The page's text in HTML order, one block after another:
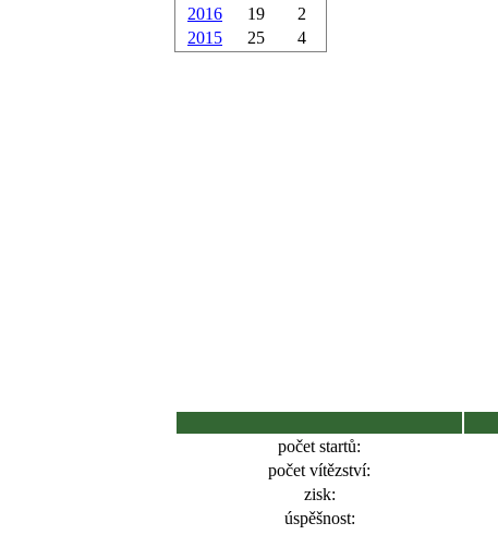
2016
19
2
2015
25 4
počet startů:
počet vítězství:
zisk:
úspěšnost: